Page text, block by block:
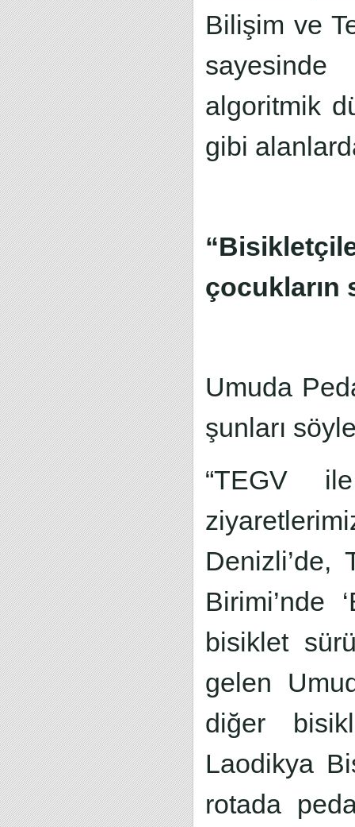
Bilişim ve
algoritmik
gibi
çocukların
Umuda
şunları
“TEGV
Denizli’de,
Birimi’nde
bisiklet
gelen
diğer
Laodikya
rotada